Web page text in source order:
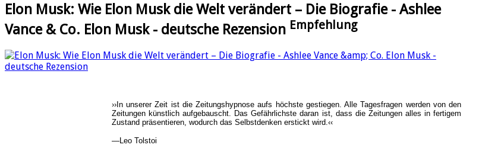
Elon Musk: Wie Elon Musk die Welt verändert – Die Biografie - Ashlee
Vance & Co. Elon Musk - deutsche Rezension Empfehlung
››In unserer Zeit ist die Zeitungshypnose aufs höchste gestiegen. Alle Tagesfragen werden von den
Zeitungen künstlich aufgebauscht. Das Gefährlichste daran ist, dass die Zeitungen alles in fertigem
Zustand präsentieren, wodurch das Selbstdenken erstickt wird.‹‹
―Leo Tolstoi